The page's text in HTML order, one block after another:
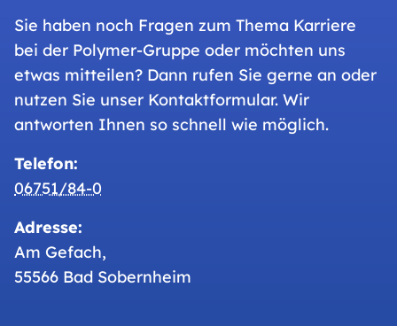
Sie haben noch Fragen zum Thema Karriere
bei der Polymer-Gruppe oder möchten uns
etwas mitteilen? Dann rufen Sie gerne an oder
nutzen Sie unser Kontaktformular. Wir
antworten Ihnen so schnell wie möglich.
Telefon:
06751/84-0
Adresse:
Am Gefach,
55566 Bad Sobernheim